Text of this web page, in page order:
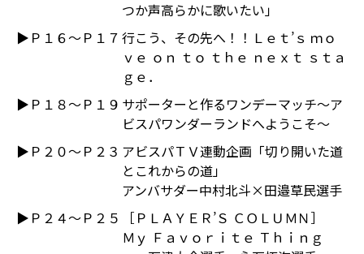
つか声高らかに歌いたい」
▶Ｐ１６～Ｐ１７ 行こう、その先へ！！Ｌｅｔ’ｓ ｍｏ
ｖｅ ｏｎ ｔｏ ｔｈｅ ｎｅｘｔ ｓｔａ
ｇｅ．
▶Ｐ１８～Ｐ１９ サポーターと作るワンデーマッチ～ア
ビスパワンダーランドへようこそ～
▶Ｐ２０～Ｐ２３ アビスパＴＶ連動企画「切り開いた道
とこれからの道」
アンバサダー中村北斗×田邉草民選手
▶Ｐ２４～Ｐ２５
［ＰＬＡＹＥＲ’Ｓ ＣＯＬＵＭＮ］
Ｍｙ Ｆａｖｏｒｉｔｅ Ｔｈｉｎｇ